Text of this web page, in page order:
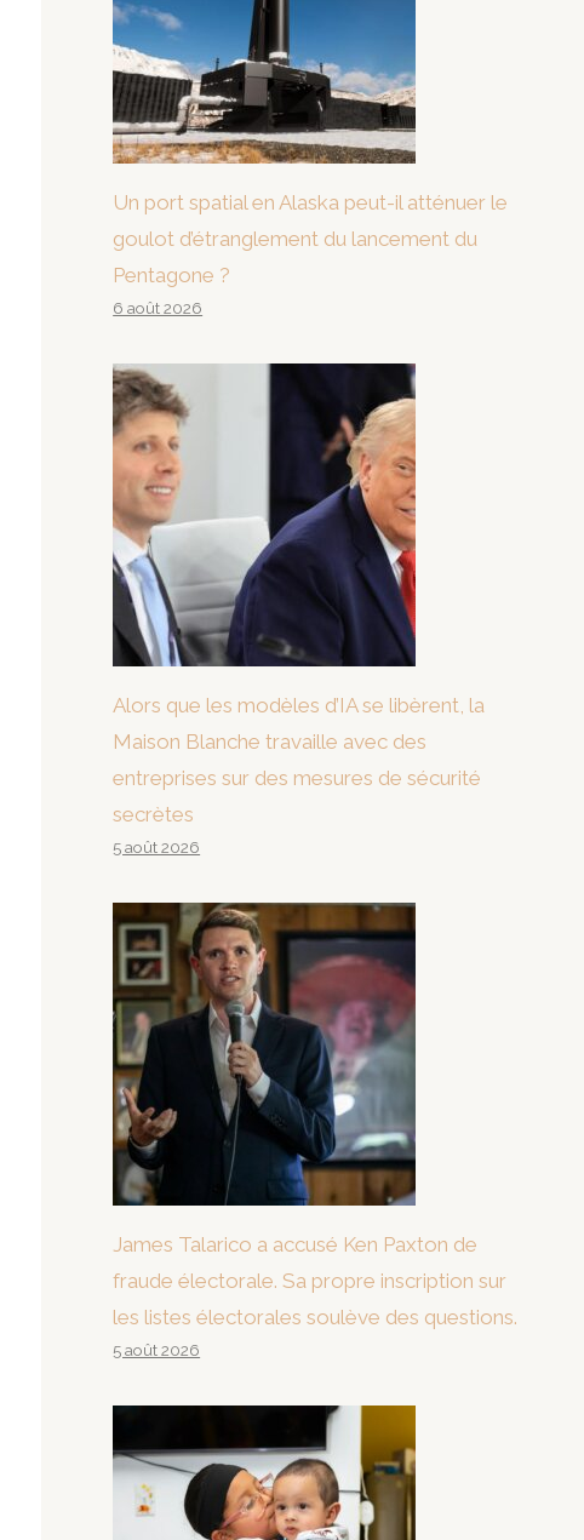
Un port spatial en Alaska peut-il atténuer le
goulot d’étranglement du lancement du
Pentagone ?
6 août 2026
Alors que les modèles d’IA se libèrent, la
Maison Blanche travaille avec des
entreprises sur des mesures de sécurité
secrètes
5 août 2026
James Talarico a accusé Ken Paxton de
fraude électorale. Sa propre inscription sur
les listes électorales soulève des questions.
5 août 2026